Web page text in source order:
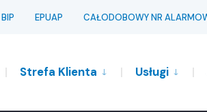
BIP EPUAP CAŁODOBOWY NR
Strefa Klienta Usługi